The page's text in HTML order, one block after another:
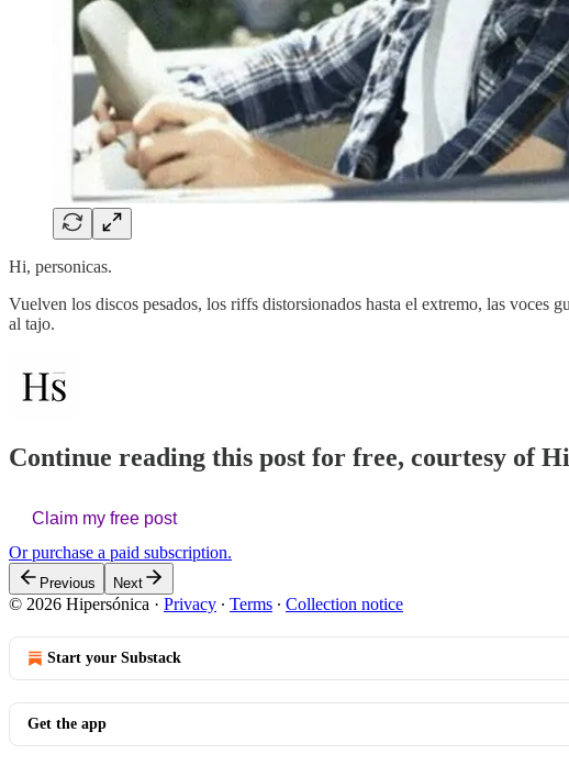
Hi, personicas.
Vuelven los discos pesados, los riffs distorsionados hasta el extremo, las voces
al tajo.
Continue reading this post for free, courtesy of
Claim my free post
Or purchase a paid subscription.
Previous Next
© 2026 Hipersónica · Privacy ∙ Terms ∙ Collection notice
Start your Substack
Get the app